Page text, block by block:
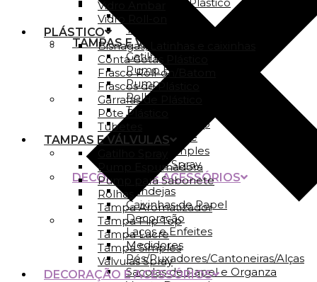
Tubetes
TAMPAS E VÁLVULAS
Gatilho Spray
Pump Espumadora
Pump para Sabonete
Rolhas
Tampa Aromatizador
Tampa Flip Top
Tampa Lacre
Tampa Simples
Válvulas Spray
DECORAÇÃO E ACESSÓRIOS
Bandejas
Caixinhas de Papel
Decoração
Laços e Enfeites
Medidores
Pés/Puxadores/Cantoneiras/Alças
Sacolas de Papel e Organza
Vidro Ambar
Vidro Roll-on
PLÁSTICO
Bisnagas, Latinhas e caixinhas
Conta Gotas Plástico
Frasco Roll-on/Batom
Frascos de Plástico
Garrafas de Plástico
Pote Plástico
Tubetes
TAMPAS E VÁLVULAS
Pump Espumadora
Pump para Sabonete
Rolhas
Tampa Aromatizador
Tampa Flip Top
Tampa Lacre
Tampa Simples
Válvulas Spray
DECORAÇÃO E ACESSÓRIOS